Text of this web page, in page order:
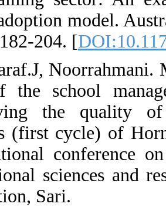
based adoption
56(2), 182-204.
25. Sharaf.J,
role of the
improving
schools (first
international
educational
and action, Sari.